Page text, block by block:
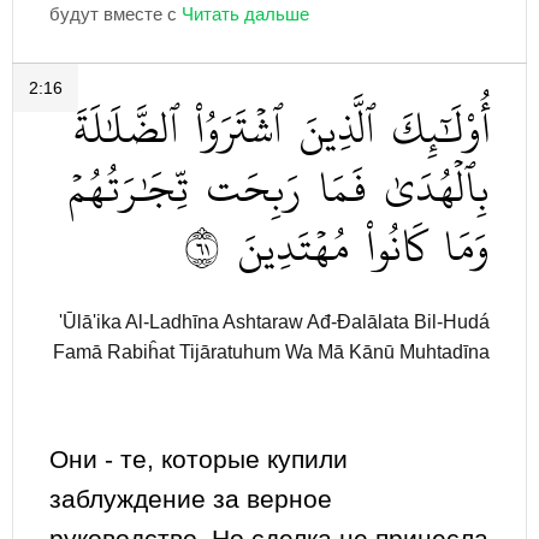
будут вместе с
2:16 أُوْلَٰٓئِكَ ٱلَّذِينَ ٱشۡتَرَوُاْ ٱلضَّلَٰلَةَ
بِٱلۡهُدَىٰ فَمَا رَبِحَت تِّجَٰرَتُهُمۡ
وَمَا كَانُواْ مُهۡتَدِينَ ١٦
'Ūlā'ika Al-Ladhīna Ashtaraw Ađ-Đalālata Bil-Hudá
Famā Rabiĥat Tijāratuhum Wa Mā Kānū Muhtadīna
Они - те, которые купили
заблуждение за верное